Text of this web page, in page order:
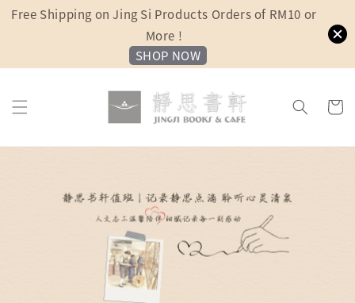
Free Shipping on Jing Si Products Orders of RM10 or
More !
SHOP NOW